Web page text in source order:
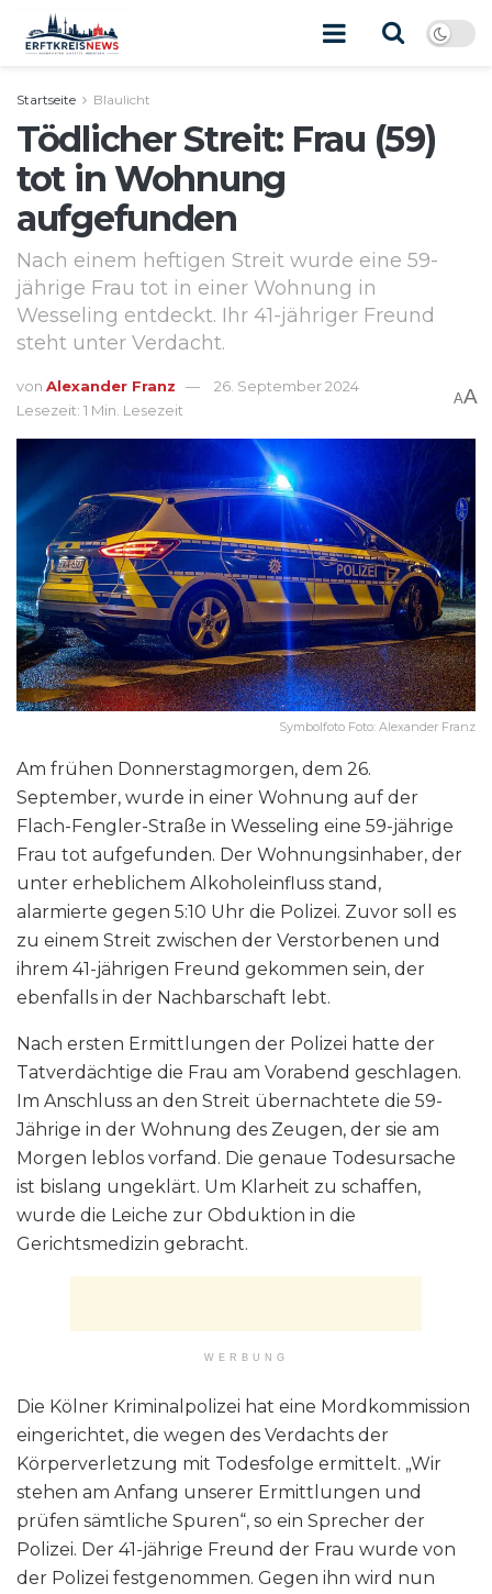
Startseite Blaulicht
Tödlicher Streit: Frau (59)
tot in Wohnung
aufgefunden
Nach einem heftigen Streit wurde eine 59-
jährige Frau tot in einer Wohnung in
Wesseling entdeckt. Ihr 41-jähriger Freund
steht unter Verdacht.
von Alexander Franz
26. September 2024
Lesezeit: 1 Min. Lesezeit
AA
Symbolfoto Foto: Alexander Franz
Am frühen Donnerstagmorgen, dem 26.
September, wurde in einer Wohnung auf der
Flach-Fengler-Straße in Wesseling eine 59-jährige
Frau tot aufgefunden. Der Wohnungsinhaber, der
unter erheblichem Alkoholeinfluss stand,
alarmierte gegen 5:10 Uhr die Polizei. Zuvor soll es
zu einem Streit zwischen der Verstorbenen und
ihrem 41-jährigen Freund gekommen sein, der
ebenfalls in der Nachbarschaft lebt.
Nach ersten Ermittlungen der Polizei hatte der
Tatverdächtige die Frau am Vorabend geschlagen.
Im Anschluss an den Streit übernachtete die 59-
Jährige in der Wohnung des Zeugen, der sie am
Morgen leblos vorfand. Die genaue Todesursache
ist bislang ungeklärt. Um Klarheit zu schaffen,
wurde die Leiche zur Obduktion in die
Gerichtsmedizin gebracht.
WERBUNG
Die Kölner Kriminalpolizei hat eine Mordkommission
eingerichtet, die wegen des Verdachts der
Körperverletzung mit Todesfolge ermittelt. „Wir
stehen am Anfang unserer Ermittlungen und
prüfen sämtliche Spuren“, so ein Sprecher der
Polizei. Der 41-jährige Freund der Frau wurde von
der Polizei festgenommen. Gegen ihn wird nun